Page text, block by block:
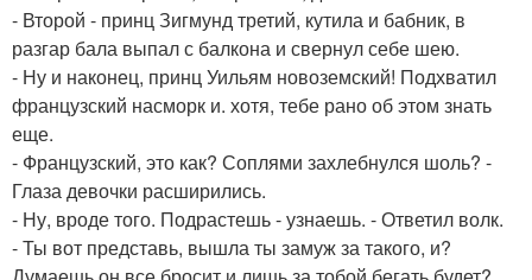
- Второй - принц Зигмунд третий, кутила и бабник, в
разгар бала выпал с балкона и свернул себе шею.
- Ну и наконец, принц Уильям новоземский! Подхватил
французский насморк и. хотя, тебе рано об этом знать
еще.
- Французский, это как? Соплями захлебнулся шоль? -
Глаза девочки расширились.
- Ну, вроде того. Подрастешь - узнаешь. - Ответил волк.
- Ты вот представь, вышла ты замуж за такого, и?